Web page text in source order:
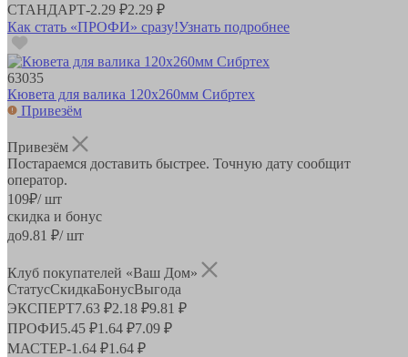
СТАНДАРТ-2.29 ₽2.29 ₽
Как стать «ПРОФИ» сразу!Узнать подробнее
63035
Кювета для валика 120х260мм Сибртех
Привезём
Привезём
Постараемся доставить быстрее. Точную дату сообщит
оператор.
109₽/ шт
скидка и бонус
до9.81 ₽/ шт
Клуб покупателей «Ваш Дом»
СтатусСкидкаБонусВыгода
ЭКСПЕРТ7.63 ₽2.18 ₽9.81 ₽
ПРОФИ5.45 ₽1.64 ₽7.09 ₽
МАСТЕР-1.64 ₽1.64 ₽